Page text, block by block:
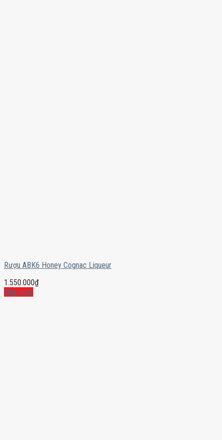
Rượu ABK6 Honey Cognac Liqueur
1.550.000₫
Mua ngay